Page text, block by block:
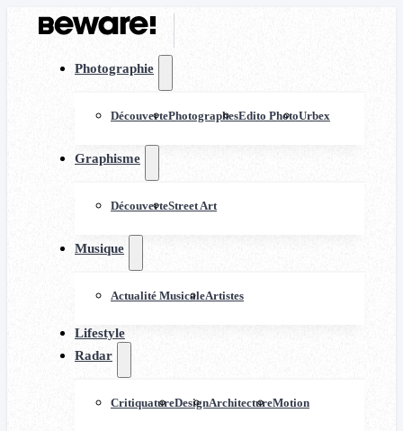
Photographie
DécouvertePhotographesEdito PhotoUrbex
Graphisme
DécouverteStreet Art
Musique
Actualité MusicaleArtistes
Lifestyle
Radar
CritiquatureDesignArchitectureMotion